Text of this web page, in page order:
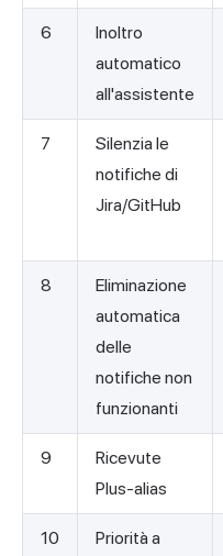
6
Inoltro
automatico
all'assistente
7
Silenzia le
notifiche di
Jira/GitHub
8
Eliminazione
automatica
delle
notifiche non
funzionanti
9
Ricevute
Plus-alias
10 Priorità a